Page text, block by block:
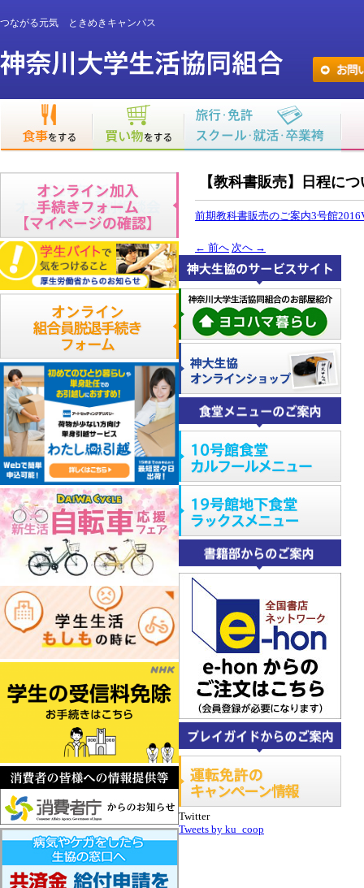
つながる元気 ときめきキャンパス
【教科書販売】日程に
前期教科書販売のご案内3号館
← 前へ 次へ →
Twitter
Tweets by ku_coop